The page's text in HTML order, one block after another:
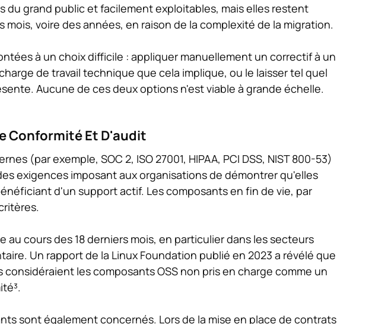
du grand public et facilement exploitables, mais elles restent
voire des années, en raison de la complexité de la migration.
à un choix difficile : appliquer manuellement un correctif à un
de travail technique que cela implique, ou le laisser tel quel
Aucune de ces deux options n'est viable à grande échelle.
Conformité Et D'audit
(par exemple, SOC 2, ISO 27001, HIPAA, PCI DSS, NIST 800-53)
exigences imposant aux organisations de démontrer qu'elles
d'un support actif. Les composants en fin de vie, par
au cours des 18 derniers mois, en particulier dans les secteurs
Un rapport de la Linux Foundation publié en 2023 a révélé que
les composants OSS non pris en charge comme un
sont également concernés. Lors de la mise en place de contrats